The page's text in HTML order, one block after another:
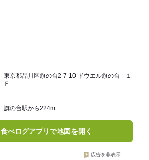
東京都品川区旗の台2-7-10 ドウエル旗の台 １
Ｆ
旗の台駅から224m
食べログアプリで地図を開く
広告を非表示